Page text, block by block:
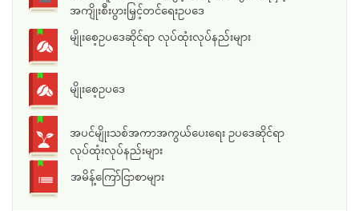
အကျိုးစီးပွားမြှင့်တင်ရေးဥပဒေ
မျိုးစေ့ဥပဒေဆိုင်ရာ လုပ်ထုံးလုပ်နည်းများ
မျိုးစေ့ဥပဒေ
အပင်မျိုးသစ်အကာအကွယ်ပေးရေး ဥပဒေဆိုင်ရာ
လုပ်ထုံးလုပ်နည်းများ
အမိန့်ကြော်ငြာစာများ